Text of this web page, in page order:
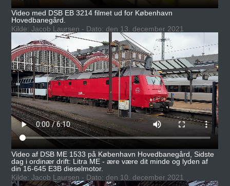
Video med DSB EB 3214 filmet ud for København
Hovedbanegård.
Kilde: Jacob Laursen - Dato: den 13. december 2021
Video af DSB ME 1533 på København Hovedbanegård, Sidste
dag i ordinær drift: Litra ME - ære være dit minde og lyden af
din 16-645 E3B dieselmotor.
Kilde: Jacob Laursen - Dato: den 10. december 2021